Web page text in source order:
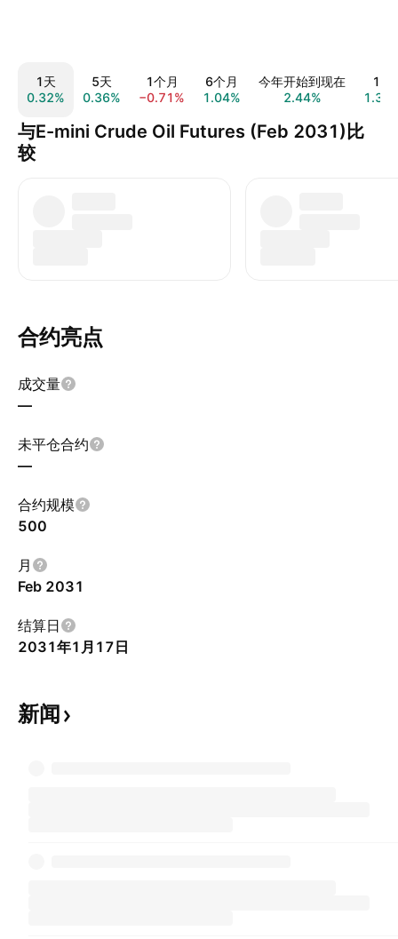
1天
0.32%
5天
0.36%
1个月
−0.71%
6个月
1.04%
今年开始到现在
2.44%
1年
与E-mini Crude Oil Futures (Feb 2031)比
较
合约亮点
成交量
—
未平仓合约
—
合约规模
500
月
Feb 2031
结算日
2031年1月17日
新闻